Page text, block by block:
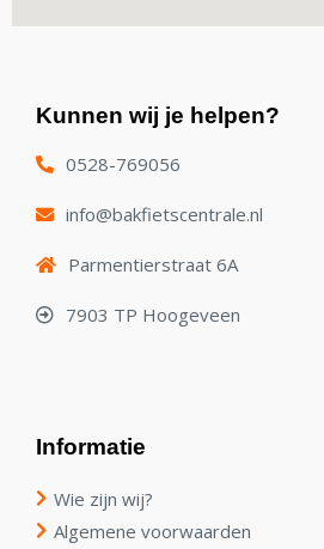
Kunnen wij je helpen?
0528-769056
info@bakfietscentrale.nl
Parmentierstraat 6A
7903 TP Hoogeveen
Informatie
Wie zijn wij?
Algemene voorwaarden